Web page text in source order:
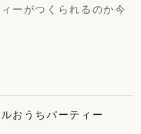
ーがつくられるのか今
おうちパーティー